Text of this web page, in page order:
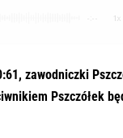
zawodniczki
Pszczółek